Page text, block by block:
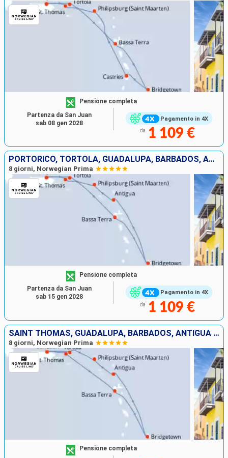
Pagamento in 4X
Pensione completa
da 1 109 €
Partenza da San Juan
sab 08 gen 2028
PORTORICO, TORTOLA, GUADALUPA, BARBADOS, ANTIGUA E BARBUDA, SAINT MARTIN, SAINT THOMAS
8 giorni, Norwegian Prima
Pagamento in 4X
Pensione completa
da 1 109 €
Partenza da San Juan
sab 15 gen 2028
SAINT THOMAS, GUADALUPA, BARBADOS, ANTIGUA E BARBUDA, SAINT MARTIN, TORTOLA, PORTORICO
8 giorni, Norwegian Prima
Pensione completa